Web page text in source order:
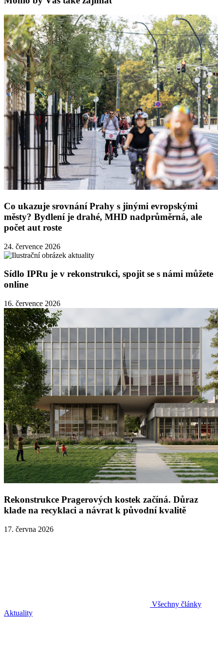
Co ukazuje srovnání Prahy s jinými evropskými
městy? Bydlení je drahé, MHD nadprůměrná, ale
počet aut roste
24. července 2026
Sídlo IPRu je v rekonstrukci, spojit se s námi můžete
online
16. července 2026
Rekonstrukce Pragerových kostek začíná. Důraz
klade na recyklaci a návrat k původní kvalitě
17. června 2026
Všechny články
Aktuality